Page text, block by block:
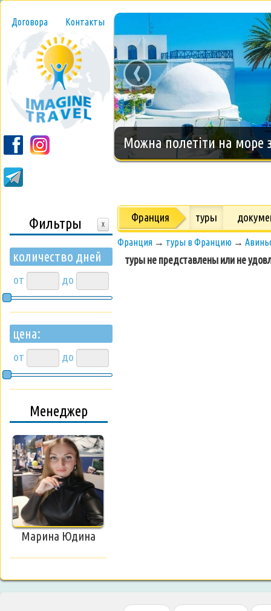
Договора Контакты
Новогодний тур на
‹
Фильтры X
количество дней
от до
цена:
от до
Менеджер
Марина Юдина
Франция туры
Франция → туры в Францию →
туры не представлены или не